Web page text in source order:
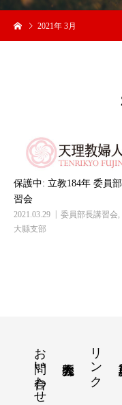
2021年 3月
保護中: 立教184年 委員
習会
2021.03.29 委員部長講習会,
大縣支部
リンク
お問い合わせ